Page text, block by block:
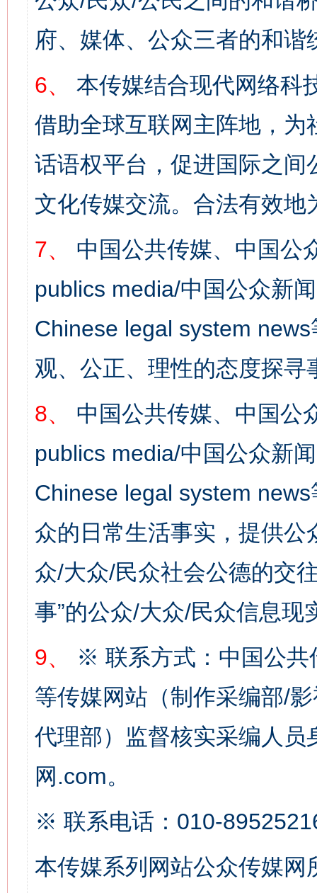
府、媒体、公众三者的和谐
6、
本传媒结合现代网络科
借助全球互联网主阵地，
话语权平台，促进国际之
文化传媒交流。合法有效地
7、
中国公共传媒、中国公
publics media/中国公众新
Chinese legal system
观、公正、理性的态度探寻
8、
中国公共传媒、中国公
publics media/中国公众新
Chinese legal system
众的日常生活事实，提供
众/大众/民众社会公德的交
事”的公众/大众/民众信息现
9、
※ 联系方式：中国公共
等传媒网站（制作采编部/
代理部）监督核实采编人员
网.com。
※ 联系电话：010-
本传媒系列网站公众传媒
这是一记警钟！ 谢
在谋一域中谋全局
今
“刷贴”乱象丛生
生